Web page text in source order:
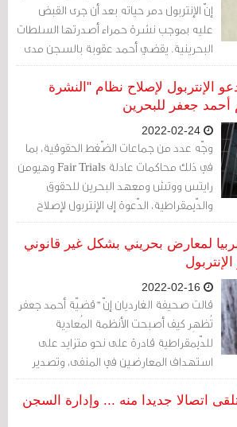
إنّ الإنتربول دمر حياته بعد أن جرى القبض
عليه بموجب نشرة حمراء أصدرتها السلطات
البحرينية. يقضي أحمد عقوبة بالسجن مدى
الحياة بعد تسليمه من صربيا على الرغم من
أن المحكمة الأوروبية لحقوق الإنسان أصدرت
أمرًا بمنع تسليمه. ويُصَرح نشطاء أنّ البحرين
تسيء استخدام نظام الإنتربول للنشرة
الحمراء لتعقب المعارضين في الخارج...
الإنتربول لإصلاح نظام "النشرة
أحمد جعفر للبحرين
وجّه عدد من جماعات الضّغط الحقوقية، بما
في ذلك محاكمات عادلة Fair Trials وهيومن
رايتس ووتش ومعهد البحرين للحقوق
والدّيمقراطية، الدّعوة إلى الإنتربول لإصلاح
الطّريقة الّتي يتعامل بها مع طلبات "النشرة
الحمراء"، بعد أن سلّم المعارض البحريني
أحمد جعفر محمد علي من صربيا إلى البحرين.
لمعارض بحريني بشكل غير قانوني
قالت صحيفة الغارديان إنّ "قضيّة أحمد جعفر
تُظهِر كيف أصبحت الأنظمة المُعادِية
للدّيمقراطية قادرة على نحو متزايد على
استهداف المعارضين في المنفى، وتصدير
حملتها الدّاخلية على المعارضة". وأكّدت
الصّحيفة أنّ "تسليم جعفر أثار تساؤلات حول
اتصالا جديدا منه ... وإدارة السجن